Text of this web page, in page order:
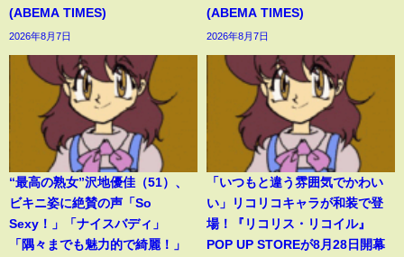
(ABEMA TIMES)
2026年8月7日
(ABEMA TIMES)
2026年8月7日
“最高の熟女”沢地優佳（51）、
ビキニ姿に絶賛の声「So
Sexy！」「ナイスバディ」
「隅々までも魅力的で綺麗！」
「いつもと違う雰囲気でかわい
い」リコリコキャラが和装で登
場！『リコリス・リコイル』
POP UP STOREが8月28日開幕